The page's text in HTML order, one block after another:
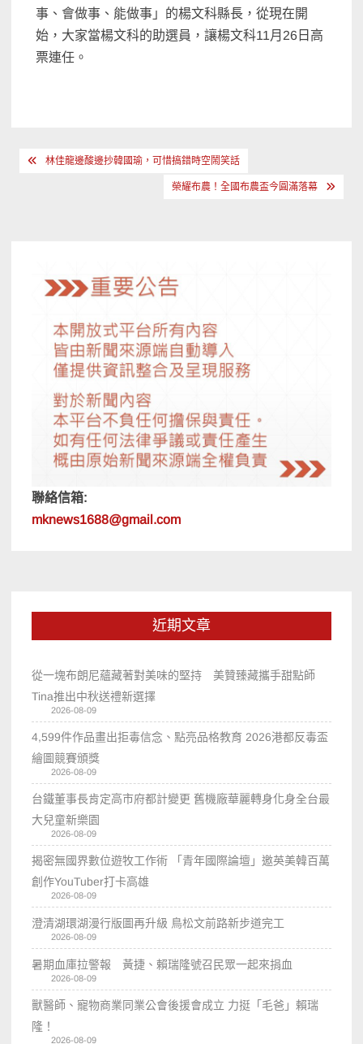
事、會做事、能做事」的楊文科縣長，從現在開
始，大家當楊文科的助選員，讓楊文科11月26日高
票連任。
文 林佳龍邊酸邊抄韓國瑜，可惜搞錯時空鬧笑話
榮耀布農！全國布農盃今圓滿落幕
聯絡信箱:
mknews1688@gmail.com
近期文章
從一塊布朗尼蘊藏著對美味的堅持 美贊臻藏攜手甜點師
Tina推出中秋送禮新選擇
2026-08-09
4,599件作品畫出拒毒信念、點亮品格教育 2026港都反毒盃
繪圖競賽頒獎
2026-08-09
台鐵董事長肯定高市府都計變更 舊機廠華麗轉身化身全台最
大兒童新樂園
2026-08-09
揭密無國界數位遊牧工作術 「青年國際論壇」邀英美韓百萬
創作YouTuber打卡高雄
2026-08-09
澄清湖環湖漫行版圖再升級 鳥松文前路新步道完工
2026-08-09
暑期血庫拉警報 黃捷、賴瑞隆號召民眾一起來捐血
2026-08-09
獸醫師、寵物商業同業公會後援會成立 力挺「毛爸」賴瑞
隆！
2026-08-09